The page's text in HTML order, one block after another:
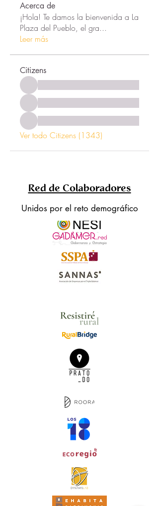
Acerca de
¡Hola! Te damos la bienvenida a La
Plaza del Pueblo, el gra...
Leer más
Citizens
Ver todo Citizens (1343)
Red de Colaboradores
Unidos por el reto demográfico